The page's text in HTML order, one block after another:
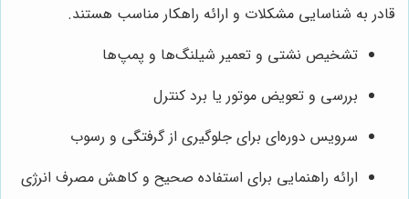
قادر به شناسایی مشکلات و ارائه راهکار مناسب هستند.
تشخیص نشتی و تعمیر شیلنگ‌ها و پمپ‌ها
بررسی و تعویض موتور یا برد کنترل
سرویس دوره‌ای برای جلوگیری از گرفتگی و رسوب
ارائه راهنمایی برای استفاده صحیح و کاهش مصرف انرژی